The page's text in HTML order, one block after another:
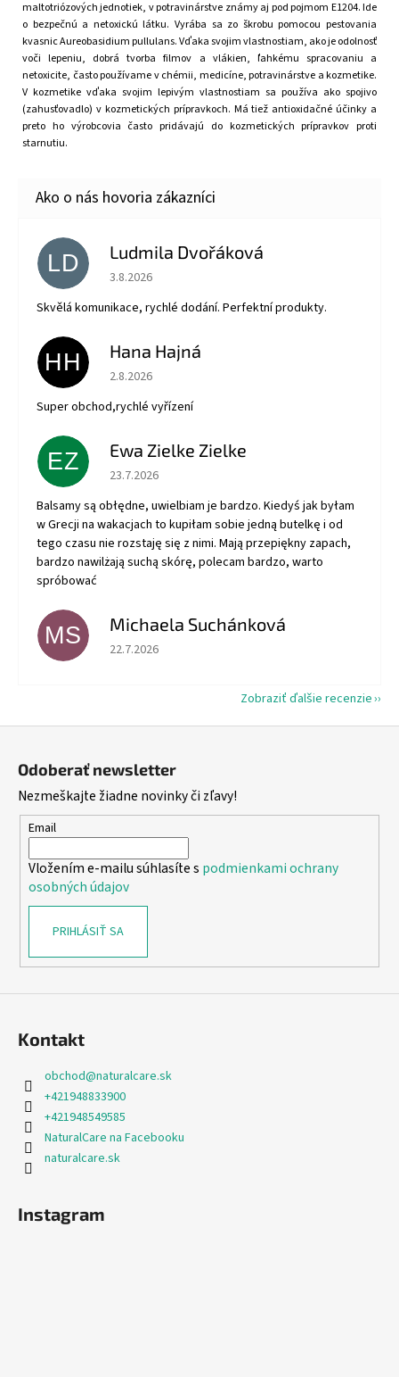
maltotriózových jednotiek, v potravinárstve známy aj pod pojmom E1204. Ide
o bezpečnú a netoxickú látku. Vyrába sa zo škrobu pomocou pestovania
kvasnic Aureobasidium pullulans. Vďaka svojim vlastnostiam, ako je odolnosť
voči lepeniu, dobrá tvorba filmov a vlákien, ľahkému spracovaniu a
netoxicite, často používame v chémii, medicíne, potravinárstve a kozmetike.
V kozmetike vďaka svojim lepivým vlastnostiam sa používa ako spojivo
(zahusťovadlo) v kozmetických prípravkoch. Má tiež antioxidačné účinky a
preto ho výrobcovia často pridávajú do kozmetických prípravkov proti
starnutiu.
LD Ludmila Dvořáková
Hodnotenie obchodu je 5 z 5 hviezdičiek.
3.8.2026
Skvělá komunikace, rychlé dodání. Perfektní produkty.
HH Hana Hajná
Hodnotenie obchodu je 5 z 5 hviezdičiek.
2.8.2026
Super obchod,rychlé vyřízení
EZ Ewa Zielke Zielke
Hodnotenie obchodu je 5 z 5 hviezdičiek.
23.7.2026
Balsamy są obłędne, uwielbiam je bardzo. Kiedyś jak byłam
w Grecji na wakacjach to kupiłam sobie jedną butelkę i od
tego czasu nie rozstaję się z nimi. Mają przepiękny zapach,
bardzo nawilżają suchą skórę, polecam bardzo, warto
spróbować
MS Michaela Suchánková
Hodnotenie obchodu je 5 z 5 hviezdičiek.
22.7.2026
Zobraziť ďalšie recenzie
Odoberať newsletter
Nezmeškajte žiadne novinky či zľavy!
Email
Vložením e-mailu súhlasíte s podmienkami ochrany
osobných údajov
PRIHLÁSIŤ SA
Kontakt
obchod@naturalcare.sk
+421948833900
+421948549585
NaturalCare na Facebooku
naturalcare.sk
Instagram